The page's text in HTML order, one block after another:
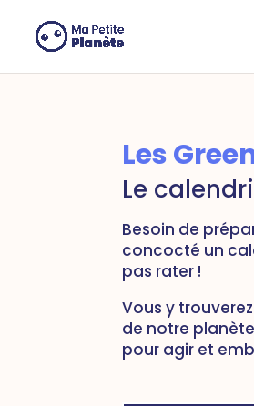
Les
Le
Besoin de
concocté un
pas rater !
Vous y trouverez
de notre
pour agir et